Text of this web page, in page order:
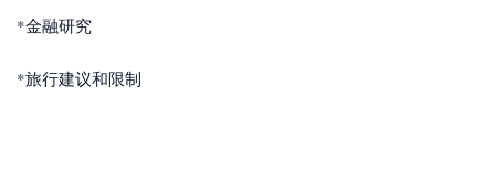
*金融研究
*旅行建议和限制